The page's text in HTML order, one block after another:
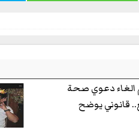
الغاء دعوي صحة
قانوني يوضح